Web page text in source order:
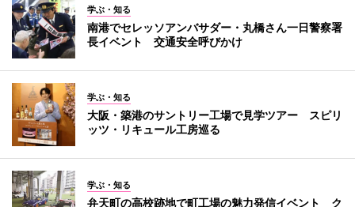
学ぶ・知る
南港でセレッソアンバサダー・丸橋さん一日警察署
長イベント 交通安全呼びかけ
学ぶ・知る
大阪・築港のサントリー工場で見学ツアー スピリ
ッツ・リキュール工房巡る
学ぶ・知る
弁天町の高校跡地で町工場の魅力発信イベント ク